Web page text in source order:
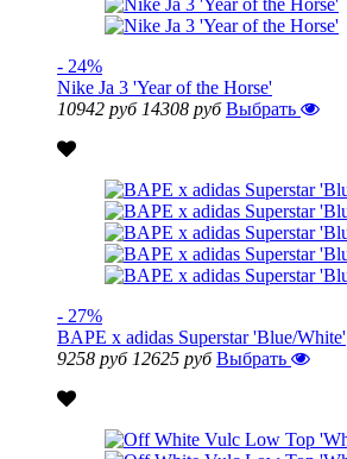
- 24%
Nike Ja 3 'Year of the Horse'
10942 руб 14308 руб Выбрать
- 27%
BAPE x adidas Superstar 'Blue/White'
9258 руб 12625 руб Выбрать